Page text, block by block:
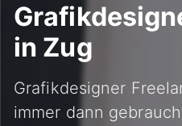
in Zug
Grafikdesigner
immer dann